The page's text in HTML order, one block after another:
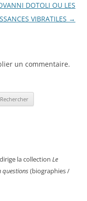
DOTOLI OU LES
VIBRATILES →
un commentaire.
la collection Le
questions(biographies /